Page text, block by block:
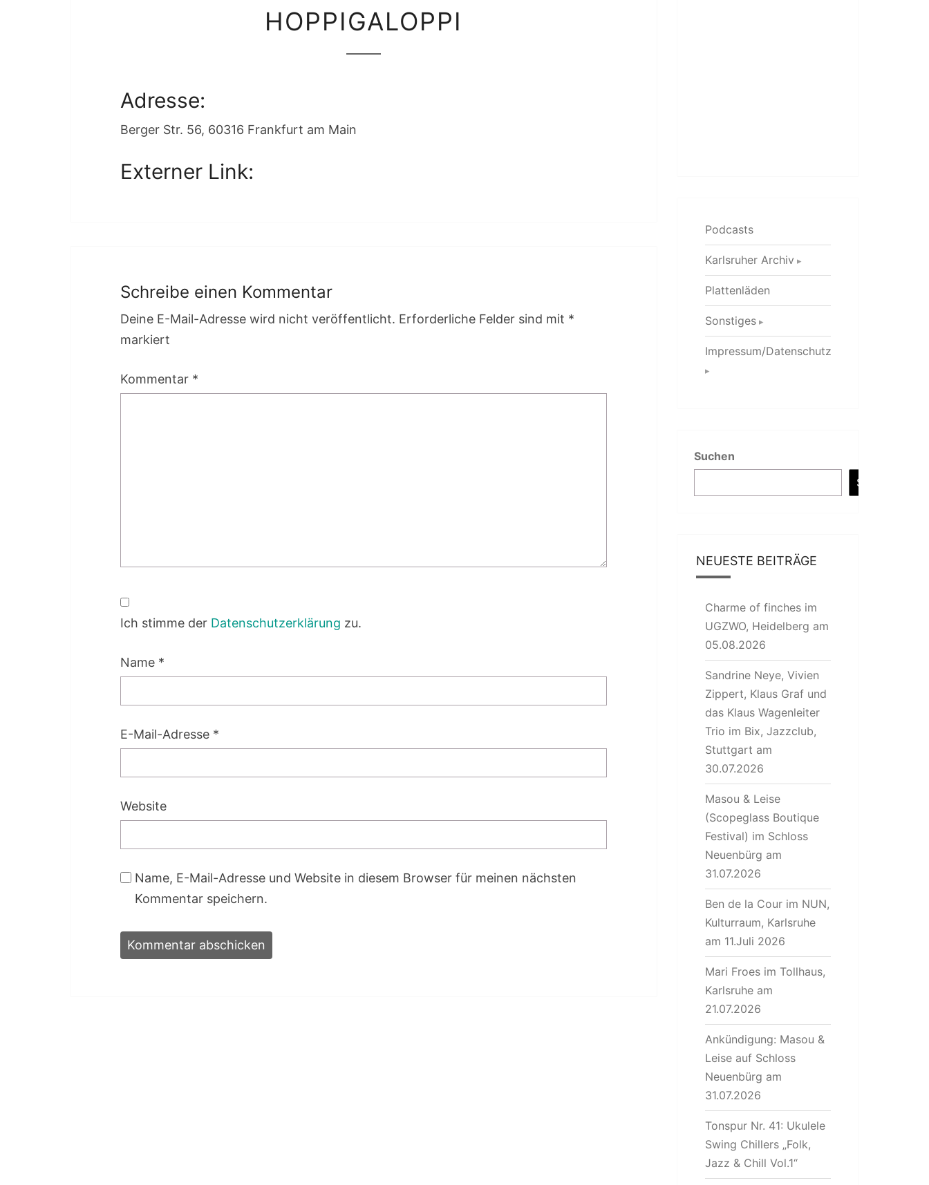
HOPPIGALOPPI
Adresse:
Berger Str. 56, 60316 Frankfurt am Main
Externer Link:
Schreibe einen Kommentar
Deine E-Mail-Adresse wird nicht veröffentlicht. Erforderliche Felder sind mit *
markiert
Kommentar *
Ich stimme der Datenschutzerklärung zu.
Name *
E-Mail-Adresse *
Website
Name, E-Mail-Adresse und Website in diesem Browser für meinen nächsten
Kommentar speichern.
Podcasts
Karlsruher Archiv
Plattenläden
Sonstiges
Impressum/Datenschutz
Suchen
Suchen
NEUESTE BEITRÄGE
Charme of finches im
UGZWO, Heidelberg am
05.08.2026
Sandrine Neye, Vivien
Zippert, Klaus Graf und
das Klaus Wagenleiter
Trio im Bix, Jazzclub,
Stuttgart am
30.07.2026
Masou & Leise
(Scopeglass Boutique
Festival) im Schloss
Neuenbürg am
31.07.2026
Ben de la Cour im NUN,
Kulturraum, Karlsruhe
am 11.Juli 2026
Mari Froes im Tollhaus,
Karlsruhe am
21.07.2026
Ankündigung: Masou &
Leise auf Schloss
Neuenbürg am
31.07.2026
Tonspur Nr. 41: Ukulele
Swing Chillers „Folk,
Jazz & Chill Vol.1“